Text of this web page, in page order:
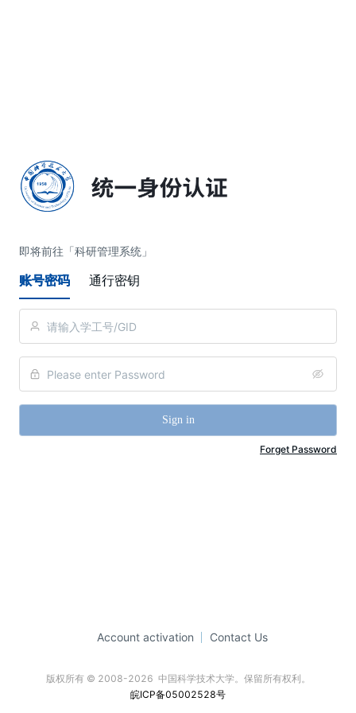
即将前往「科研管理系统」
账号密码 通行密钥
Sign in
Forget Password
Account activation Contact Us
版权所有 © 2008-2026  中国科学技术大学。保留所有权利。
皖ICP备05002528号